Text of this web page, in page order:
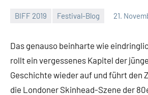
BIFF 2019 Festival-Blog 21.
Das genauso beinharte wie
rollt ein vergessenes Kapitel der
Geschichte wieder auf und führt den
die Londoner Skinhead-Szene der